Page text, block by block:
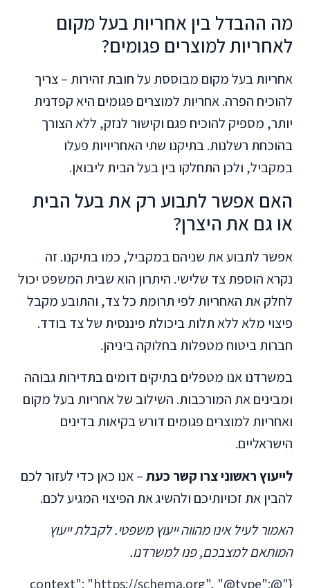
מה ההבדל בין אחריות בעל מקום
לאחריות למוצרים פגומים?
אחריות בעל מקום מבוססת על חובת זהירות – צריך
להוכיח הפרה. אחריות למוצרים פגומים היא קפדנית
יותר, מספיק להוכיח פגם וקישור לנזק, ללא הצורך
בהוכחת רשלנות. בתיקנו שתי האחריויות פעלו
במקביל, ולכן התחלקו בין בעל הבית ליבואן.
האם אפשר לתבוע רק את בעל הבית
או גם את היצרן?
אפשר לתבוע את שניהם במקביל, כמו בתיקנו. זה
נקרא הוספת צד שלישי. היתרון הוא שבית המשפט יכול
לחלק את האחריות לפי תרומת כל צד, והתובע מקבל
פיצוי מלא ללא תלות ביכולת פיננסית של צד בודד.
חברות ביטוח מטפלות בחלוקה ביניהן.
במשרדנו אנו מטפלים בתיקים דומים בתדירות גבוהה
ומבינים את המורכבות. השילוב של אחריות בעל מקום
ואחריות למוצרים פגומים דורש בקיאות בדינים
הישראליים.
לייעוץ ראשוני צרו קשר כעת– אנו כאן כדי לעזור לכם
להבין את זכויותיכם ולהשיג את הפיצוי המגיע לכם.
האמור לעיל אינו מהווה ייעוץ משפטי. לקבלת ייעוץ
המותאם למצבכם, פנו למשרדנו.
{"@context": "https://schema.org", "@type":